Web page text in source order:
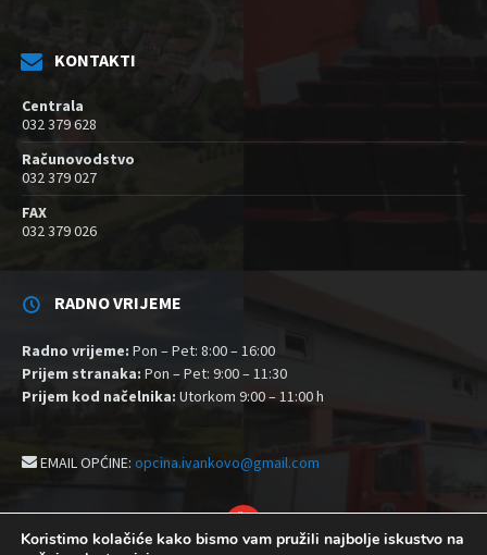
KONTAKTI
Centrala
032 379 628
Računovodstvo
032 379 027
FAX
032 379 026
RADNO VRIJEME
Radno vrijeme: Pon – Pet: 8:00 – 16:00
Prijem stranaka: Pon – Pet: 9:00 – 11:30
Prijem kod načelnika: Utorkom 9:00 – 11:00 h
EMAIL OPĆINE: opcina.ivankovo@gmail.com
YouTube
Koristimo kolačiće kako bismo vam pružili najbolje iskustvo na